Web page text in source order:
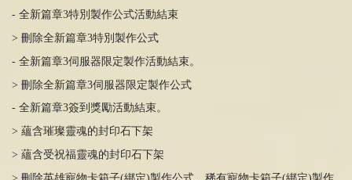
- 全新篇章3特別製作公式活動結束
> 刪除全新篇章3特別製作公式
- 全新篇章3伺服器限定製作活動結束。
> 刪除全新篇章3伺服器限定製作公式
- 全新篇章3簽到獎勵活動結束。
> 蘊含璀璨靈魂的封印石下架
> 蘊含受祝福靈魂的封印石下架